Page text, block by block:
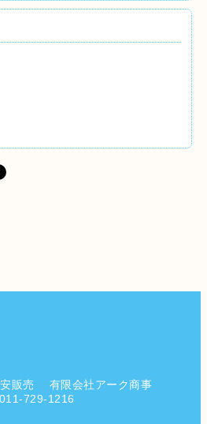
販売 有限会社アーク商事
011-729-1216